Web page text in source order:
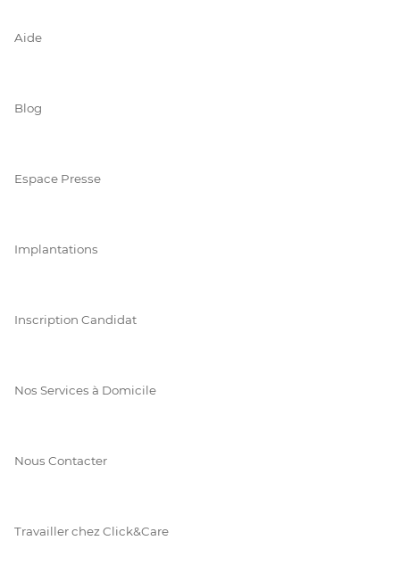
Aide
Blog
Espace Presse
Implantations
Inscription Candidat
Nos Services à Domicile
Nous Contacter
Travailler chez Click&Care